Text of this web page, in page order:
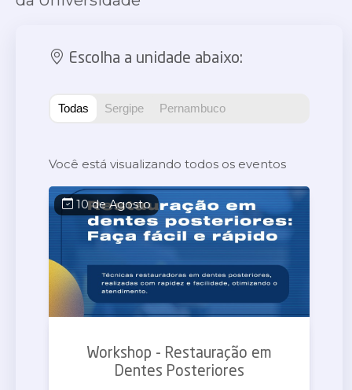
Escolha a unidade abaixo:
Todas Sergipe Pernambuco
Você está visualizando todos os eventos
10 de Agosto
Workshop - Restauração em
Dentes Posteriores